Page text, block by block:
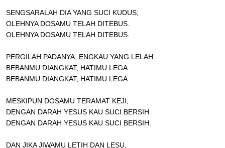
SENGSARALAH DIA YANG SUCI KUDUS;
OLEHNYA DOSAMU TELAH DITEBUS.
OLEHNYA DOSAMU TELAH DITEBUS.
PERGILAH PADANYA, ENGKAU YANG LELAH:
BEBANMU DIANGKAT, HATIMU LEGA.
BEBANMU DIANGKAT, HATIMU LEGA.
MESKIPUN DOSAMU TERAMAT KEJI,
DENGAN DARAH YESUS KAU SUCI BERSIH.
DENGAN DARAH YESUS KAU SUCI BERSIH.
DAN JIKA JIWAMU LETIH DAN LESU,